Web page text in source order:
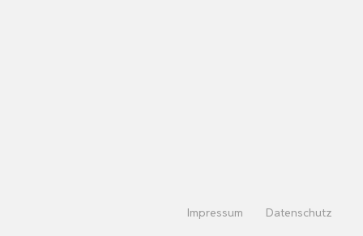
Impressum Datenschutz